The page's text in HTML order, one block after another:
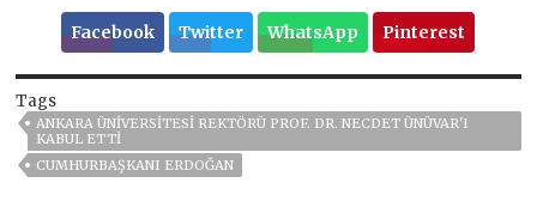
Facebook Twitter WhatsApp Pinterest
Tags
ANKARA ÜNIVERSITESI REKTÖRÜ PROF. DR. NECDET ÜNÜVAR'I
KABUL ETTI
CUMHURBAŞKANI ERDOĞAN